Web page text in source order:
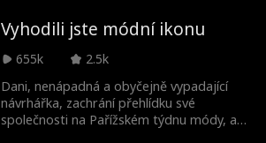
Vyhodili jste módní ikonu
655k
2.5k
Dani, nenápadná a obyčejně vypadající
návrhářka, zachrání přehlídku své
společnosti na Pařížském týdnu módy, ale